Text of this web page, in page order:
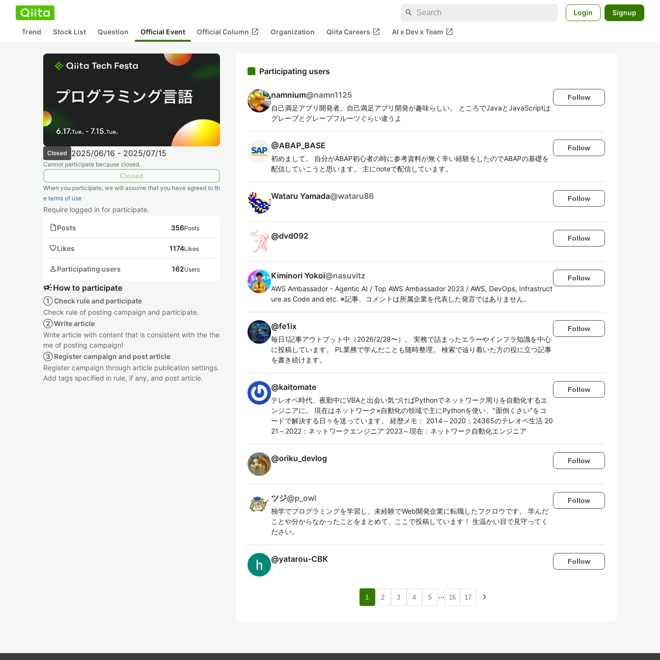
search Login Signup
Trend Stock List Question Official Event Official Column open_in_new Organization Qiita Careers open_in_new AI x Dev x Team open_in_new
Closed 2025/06/16 - 2025/07/15
Cannot participate because closed.
Closed
When you participate, we will assume that you have agreed to th
e terms of use
Require logged in for participate.
notePosts 356Posts
favoriteLikes 1174Likes
personParticipating users 162Users
campaignHow to participate
① Check rule and participate
Check rule of posting campaign and participate.
② Write article
Write article with content that is consistent with the the
me of posting campaign!
③ Register campaign and post article
Register campaign through article publication settings.
Add tags specified in rule, if any, and post article.
Participating users
namnium@namn1125
自己満足アプリ開発者。自己満足アプリ開発が趣味らしい。 ところでJavaとJavaScriptは
グレープとグレープフルーツぐらい違うよ
Follow
@ABAP_BASE
初めまして。 自分がABAP初心者の時に参考資料が無く辛い経験をしたのでABAPの基礎を
配信していこうと思います。 主にnoteで配信しています。
Follow
Wataru Yamada@wataru86 Follow
@dvd092 Follow
Kiminori Yokoi@nasuvitz
AWS Ambassador - Agentic AI / Top AWS Ambassador 2023 / AWS, DevOps, Infrastruct
ure as Code and etc. ※記事、コメントは所属企業を代表した発言ではありません。
Follow
@fe1ix
毎日1記事アウトプット中（2026/2/28〜）。 実務で詰まったエラーやインフラ知識を中心
に投稿しています。 PL業務で学んだことも随時整理。 検索で辿り着いた方の役に立つ記事
を書き続けます。
Follow
@kaitomate
テレオペ時代、夜勤中にVBAと出会い気づけばPythonでネットワーク周りを自動化するエ
ンジニアに。 現在はネットワーク×自動化の領域で主にPythonを使い、"面倒くさい"をコ
ードで解決する日々を送っています。 経歴メモ： 2014～2020：24365のテレオペ生活 20
21～2022：ネットワークエンジニア 2023～現在：ネットワーク自動化エンジニア
Follow
@oriku_devlog Follow
ツジ@p_owl
独学でプログラミングを学習し、未経験でWeb開発企業に転職したフクロウです。 学んだ
ことや分からなかったことをまとめて、ここで投稿しています！ 生温かい目で見守ってく
ださい。
Follow
@yatarou-CBK Follow
1 2 3 4 5 … 16 17 navigate_next